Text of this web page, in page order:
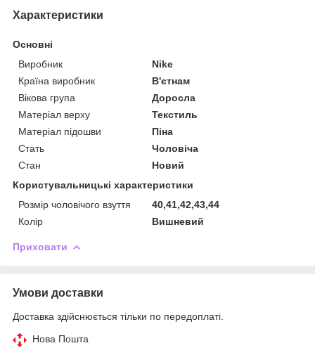
Характеристики
Основні
Виробник
Nike
Країна виробник
В'єтнам
Вікова група
Доросла
Матеріал верху
Текстиль
Матеріал підошви
Піна
Стать
Чоловіча
Стан
Новий
Користувальницькі характеристики
Розмір чоловічого взуття
40,41,42,43,44
Колір
Вишневий
Приховати
Умови доставки
Доставка здійснюється тільки по передоплаті.
Нова Пошта